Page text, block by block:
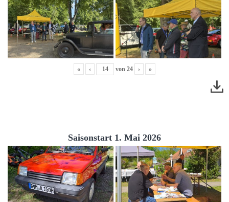
« ‹ von 24 › »
Saisonstart 1. Mai 2026